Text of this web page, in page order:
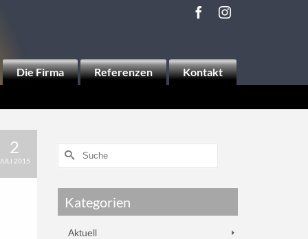
Die Firma Referenzen Kontakt
2
2015
Kategorien
Aktuell